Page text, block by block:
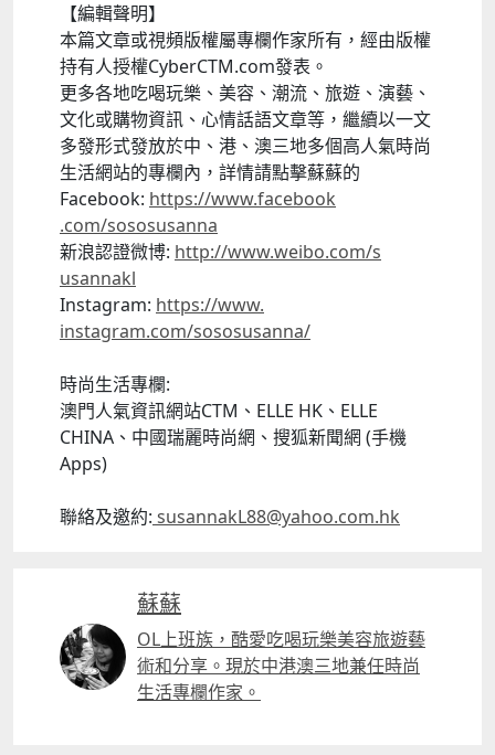
【編輯聲明】
本篇文章或視頻版權屬專欄作家所有， 經由版權
持有人授權CyberCTM.com發表。
更多各地吃喝玩樂、美容、潮流、旅遊、演藝、
文化或購物資訊、 心情話語文章等，繼續以一文
多發形式發放於中、港、 澳三地多個高人氣時尚
生活網站的專欄內，詳情請點擊蘇蘇的
Facebook: https://www.facebook
.com/sososusanna
新浪認證微博: http://www.weibo.com/s
usannakl
Instagram: https://www.
instagram.com/sososusanna/
時尚生活專欄:
澳門人氣資訊網站CTM、ELLE HK、ELLE
CHINA、中國瑞麗時尚網、搜狐新聞網 (手機
Apps)
聯絡及邀約: susannakL88@yahoo.com.hk
蘇蘇
OL上班族，酷愛吃喝玩樂美容旅遊藝
術和分享。現於中港澳三地兼任時尚
生活專欄作家。